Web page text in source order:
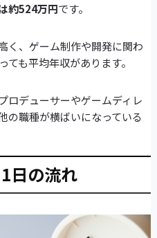
約524万円です。
く、ゲーム制作や開発に関わ
も平均年収があります。
ロデューサーやゲームディレ
の職種が横ばいになっている
日の流れ